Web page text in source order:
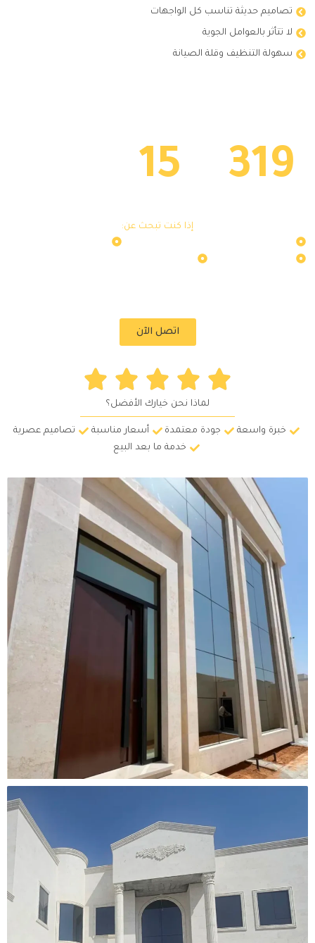
تصاميم حديثة تناسب كل الواجهات
لا تتأثر بالعوامل الجوية
سهولة التنظيف وقلة الصيانة
319
15
إذا كنت تبحث عن:
اتصل الآن
لماذا نحن خيارك الأفضل؟
خبرة واسعة جودة معتمدة أسعار مناسبة
تصاميم عصرية
خدمة ما بعد البيع